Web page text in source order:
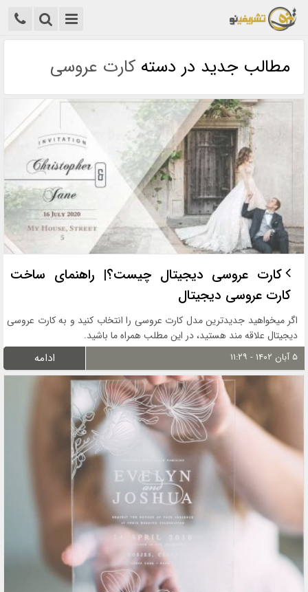
مطالب جدید در دسته کارت عروسی
کارت عروسی دیجیتال چیست؟| راهنمای ساخت
کارت عروسی دیجیتال
اگر میخواهید جدیدترین مدل کارت عروسی را انتخاب کنید و به کارت عروسی
دیجیتال علاقه مند هستید، در این مطلب همراه ما باشید.
۵ آبان ۱۴۰۲ - ۱۱:۲۹ ادامه